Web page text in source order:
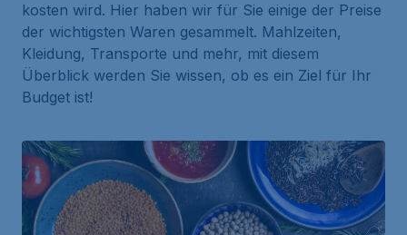
kosten wird. Hier haben wir für Sie einige der Preise
der wichtigsten Waren gesammelt. Mahlzeiten,
Kleidung, Transporte und mehr, mit diesem
Überblick werden Sie wissen, ob es ein Ziel für Ihr
Budget ist!